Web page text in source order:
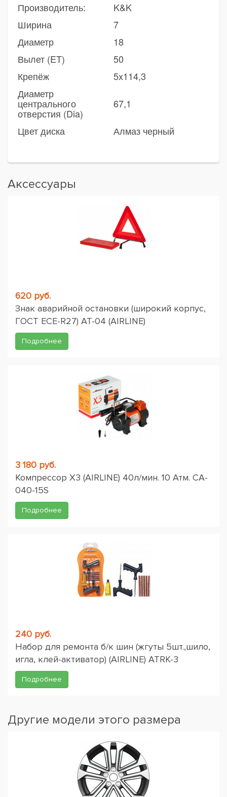
Производитель:
K&K
Ширина
7
Диаметр
18
Вылет (ET)
50
Крепёж
5x114,3
Диаметр
центрального
отверстия (Dia)
67,1
Цвет диска Алмаз черный
Аксессуары
620 руб.
Знак аварийной остановки (широкий корпус,
ГОСТ ЕСЕ-R27) AT-04 (AIRLINE)
Подробнее
3 180 руб.
Компрессор X3 (AIRLINE) 40л/мин. 10 Атм. CA-
040-15S
Подробнее
240 руб.
Набор для ремонта б/к шин (жгуты 5шт.,шило,
игла, клей-активатор) (AIRLINE) ATRK-3
Подробнее
Другие модели этого размера